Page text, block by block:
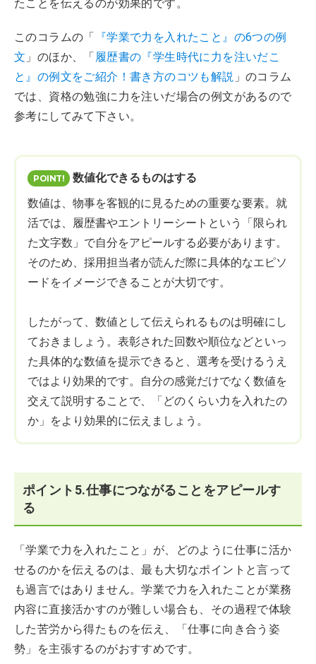
たことを伝えるのが効果的です。
このコラムの「 『学業で力を入れたこと』の6つの例
文 」のほか、「履歴書の『学生時代に力を注いだこ
と』の例文をご紹介！書き方のコツも解説 」のコラム
では、資格の勉強に力を注いだ場合の例文があるので
参考にしてみて下さい。
数値化できるものはする
数値は、物事を客観的に見るための重要な要素。就
活では、履歴書やエントリーシートという「限られ
た文字数」で自分をアピールする必要があります。
そのため、採用担当者が読んだ際に具体的なエピソ
ードをイメージできることが大切です。
したがって、数値として伝えられるものは明確にし
ておきましょう。表彰された回数や順位などといっ
た具体的な数値を提示できると、選考を受けるうえ
ではより効果的です。自分の感覚だけでなく数値を
交えて説明することで、「どのくらい力を入れたの
か」をより効果的に伝えましょう。
ポイント5.仕事につながることをアピールす
る
「学業で力を入れたこと」が、どのように仕事に活か
せるのかを伝えるのは、最も大切なポイントと言って
も過言ではありません。学業で力を入れたことが業務
内容に直接活かすのが難しい場合も、その過程で体験
した苦労から得たものを伝え、「仕事に向き合う姿
勢」を主張するのがおすすめです。